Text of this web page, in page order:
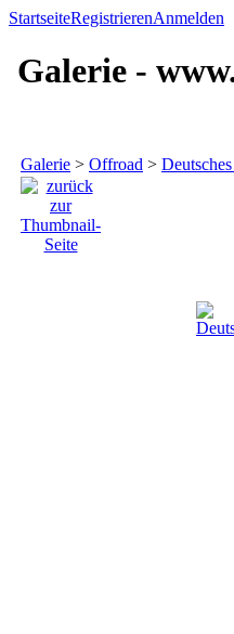
StartseiteRegistrierenAnmelden
Galerie -
Galerie > Offroad >